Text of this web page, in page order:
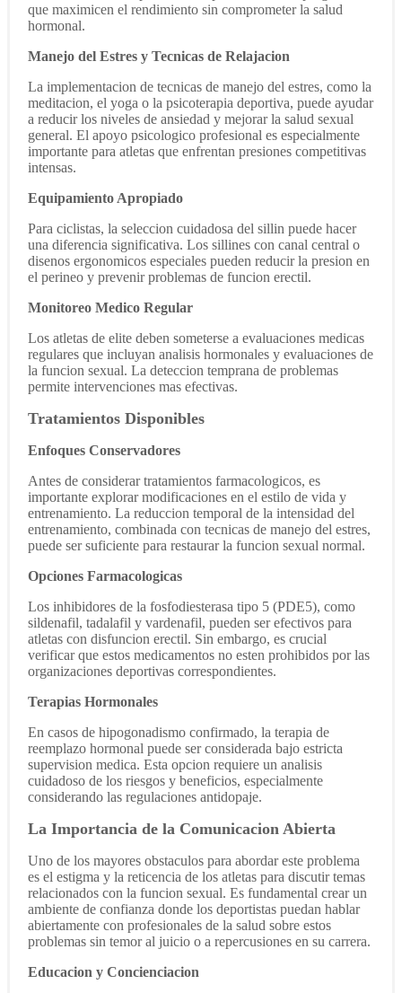
que maximicen el rendimiento sin comprometer la salud
hormonal.
Manejo del Estres y Tecnicas de Relajacion
La implementacion de tecnicas de manejo del estres, como la
meditacion, el yoga o la psicoterapia deportiva, puede ayudar
a reducir los niveles de ansiedad y mejorar la salud sexual
general. El apoyo psicologico profesional es especialmente
importante para atletas que enfrentan presiones competitivas
intensas.
Equipamiento Apropiado
Para ciclistas, la seleccion cuidadosa del sillin puede hacer
una diferencia significativa. Los sillines con canal central o
disenos ergonomicos especiales pueden reducir la presion en
el perineo y prevenir problemas de funcion erectil.
Monitoreo Medico Regular
Los atletas de elite deben someterse a evaluaciones medicas
regulares que incluyan analisis hormonales y evaluaciones de
la funcion sexual. La deteccion temprana de problemas
permite intervenciones mas efectivas.
Tratamientos Disponibles
Enfoques Conservadores
Antes de considerar tratamientos farmacologicos, es
importante explorar modificaciones en el estilo de vida y
entrenamiento. La reduccion temporal de la intensidad del
entrenamiento, combinada con tecnicas de manejo del estres,
puede ser suficiente para restaurar la funcion sexual normal.
Opciones Farmacologicas
Los inhibidores de la fosfodiesterasa tipo 5 (PDE5), como
sildenafil, tadalafil y vardenafil, pueden ser efectivos para
atletas con disfuncion erectil. Sin embargo, es crucial
verificar que estos medicamentos no esten prohibidos por las
organizaciones deportivas correspondientes.
Terapias Hormonales
En casos de hipogonadismo confirmado, la terapia de
reemplazo hormonal puede ser considerada bajo estricta
supervision medica. Esta opcion requiere un analisis
cuidadoso de los riesgos y beneficios, especialmente
considerando las regulaciones antidopaje.
La Importancia de la Comunicacion Abierta
Uno de los mayores obstaculos para abordar este problema
es el estigma y la reticencia de los atletas para discutir temas
relacionados con la funcion sexual. Es fundamental crear un
ambiente de confianza donde los deportistas puedan hablar
abiertamente con profesionales de la salud sobre estos
problemas sin temor al juicio o a repercusiones en su carrera.
Educacion y Concienciacion